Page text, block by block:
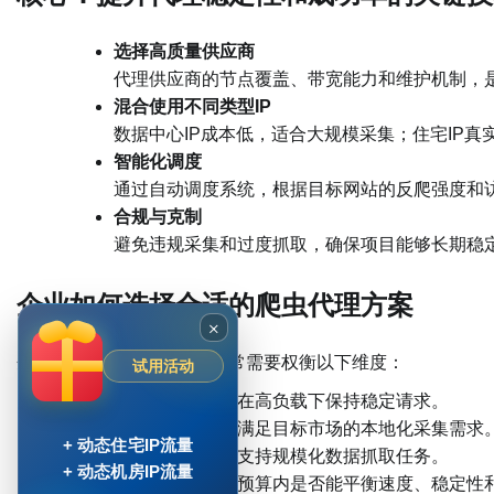
选择高质量供应商
代理供应商的节点覆盖、带宽能力和维护机制，
混合使用不同类型IP
数据中心IP成本低，适合大规模采集；住宅IP真
智能化调度
通过自动调度系统，根据目标网站的反爬强度
合规与克制
避免违规采集和过度抓取，确保项目能够长期稳
企业如何选择合适的爬虫代理方案
企业在落地爬虫项目时，通常需要权衡以下维度：
：是否能在高负载下保持稳定请求。
：能否满足目标市场的本地化采集需求
并发能力：是否支持规模化数据抓取任务。
成本与合规性
：预算内是否能平衡速度、稳定性
×
试用活动
+ 动态住宅IP流量
+ 动态机房IP流量